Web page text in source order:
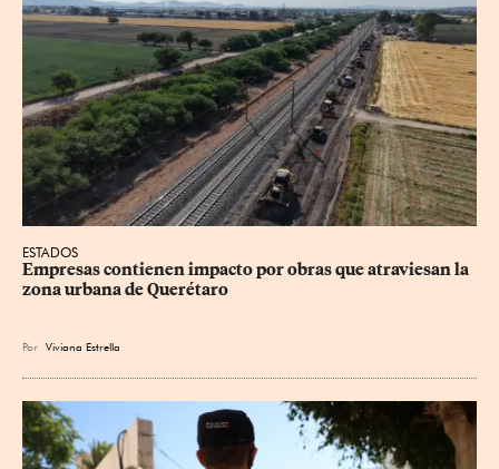
ESTADOS
Empresas contienen impacto por obras que atraviesan la
zona urbana de Querétaro
Por Viviana Estrella